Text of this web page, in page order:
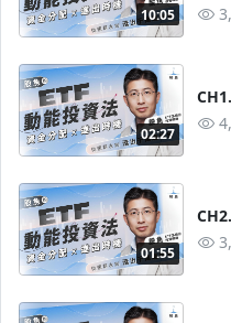
10:05
02:27
01:55